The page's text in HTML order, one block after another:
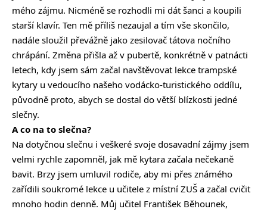
mého zájmu. Nicméně se rozhodli mi dát šanci a koupili
starší klavír. Ten mě příliš nezaujal a tím vše skončilo,
nadále sloužil převážně jako zesilovač tátova nočního
chrápání. Změna přišla až v pubertě, konkrétně v patnácti
letech, kdy jsem sám začal navštěvovat lekce trampské
kytary u vedoucího našeho vodácko-turistického oddílu,
původně proto, abych se dostal do větší blízkosti jedné
slečny.
A co na to slečna?
Na dotyčnou slečnu i veškeré svoje dosavadní zájmy jsem
velmi rychle zapomněl, jak mě kytara začala nečekaně
bavit. Brzy jsem umluvil rodiče, aby mi přes známého
zařídili soukromé lekce u učitele z místní ZUŠ a začal cvičit
mnoho hodin denně. Můj učitel František Běhounek,